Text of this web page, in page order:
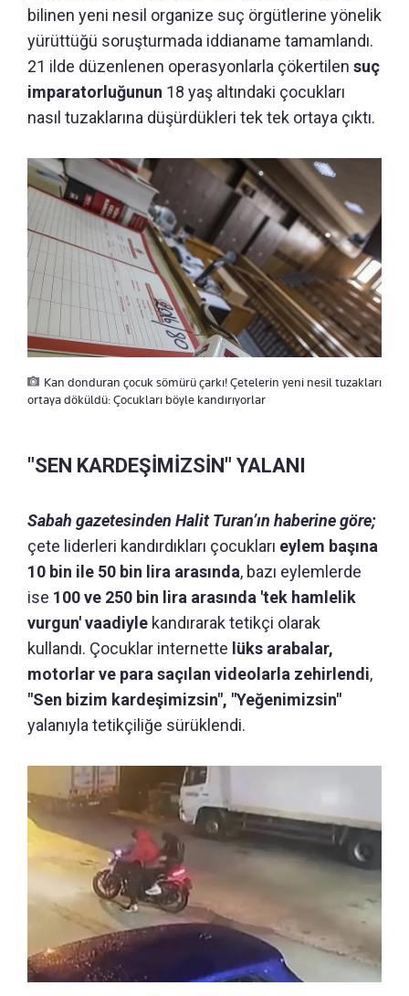
bilinen yeni nesil organize suç örgütlerine yönelik
yürüttüğü soruşturmada iddianame tamamlandı.
21 ilde düzenlenen operasyonlarla çökertilen suç
imparatorluğunun 18 yaş altındaki çocukları
nasıl tuzaklarına düşürdükleri tek tek ortaya çıktı.
Kan donduran çocuk sömürü çarkı! Çetelerin yeni nesil tuzakları
ortaya döküldü: Çocukları böyle kandırıyorlar
"SEN KARDEŞİMİZSİN" YALANI
Sabah gazetesinden Halit Turan’ın haberine göre;
çete liderleri kandırdıkları çocukları eylem başına
10 bin ile 50 bin lira arasında, bazı eylemlerde
ise 100 ve 250 bin lira arasında 'tek hamlelik
vurgun' vaadiyle kandırarak tetikçi olarak
kullandı. Çocuklar internette lüks arabalar,
motorlar ve para saçılan videolarla zehirlendi,
"Sen bizim kardeşimizsin", "Yeğenimizsin"
yalanıyla tetikçiliğe sürüklendi.